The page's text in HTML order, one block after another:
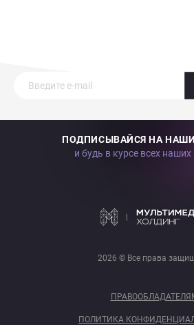
ПОДПИСЫВАЙСЯ НА
и будь в курсе всех наших
2026 © Все права
ПОЛИТИКА